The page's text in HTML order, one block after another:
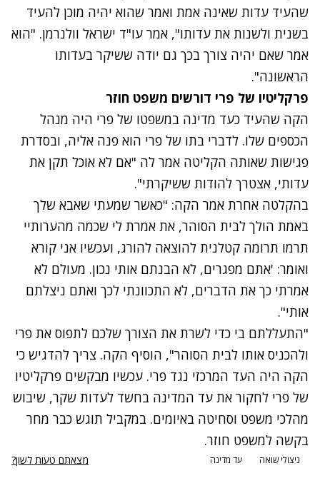
שהעיד עדות שאינה אמת ואמר שהוא יהיה מוכן להעיד
בשנית ולשנות את עדותו", אמר עו"ד ישראל וולנרמן. "הוא
אמר שאם יהיה צורך בכך גם יודה ששיקר בעדותו
הראשונה".
פרקליטיו של פרי דורשים משפט חוזר
הקה שהעיד כעד מדינה במשפטו של פרי היה מנהל
הכספים שלו. לדברי בתו של פרי הוא פנה אליה, ובסדרת
פגישות שאותה הקליטה אמר לה "אם לא אוכל תקן את
עדותי, אצטרך להודות ששיקרתי".
בהקלטה אחרת אמר הקה: "כאשר שמעתי שאבא שלך
באמת הולך לבית הסוהר, את אמרת לי שכמה מהערותיי
תרמו תרומה קטלנית להוצאה להורג, ועכשיו אני קורא
ואומר: 'אתם מפגרים, לא הבנתם אותי נכון. מעולם לא
אמרתי כך את הדברים, לא התכוונתי לכך ואתם ניצלתם
אותי".
"התעללתם בי כדי לשרת את הצורך שלכם לתפוס את פרי
ולהכניס אותו לבית הסוהר", הוסיף הקה. צריך להדגיש כי
הקה היה העד המרכזי נגד פרי. עכשיו מבקשים פרקליטיו
של פרי לחקור את עד המדינה בחשד לעדות שקר, שיבוש
מהלכי משפט וסחיטה באיומים. במקביל תוגש כבר מחר
בקשה למשפט חוזר.
ניצולי שואה עד מדינה מצאתם טעות לשון?